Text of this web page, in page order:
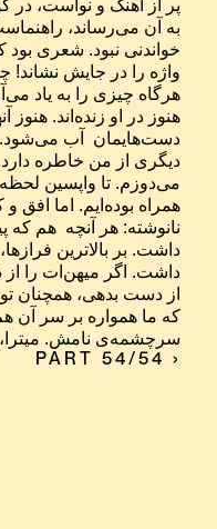
سرچشمه‌ی نامش. میترا، ایزدبانوی پیمان‌ها.»
PART 54/54 ›